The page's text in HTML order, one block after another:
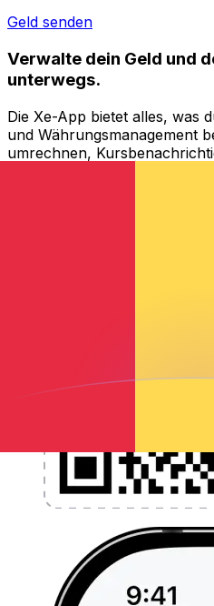
Geld senden
Verwalte dein Geld und
unterwegs.
Die Xe-App bietet alles, was
und Währungsmanagement
umrechnen,